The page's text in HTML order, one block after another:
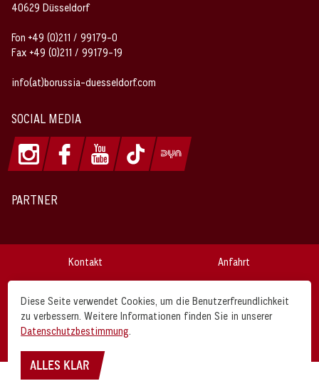
40629 Düsseldorf
Fon +49 (0)211 / 99179-0
Fax +49 (0)211 / 99179-19
info(at)borussia-duesseldorf.com
SOCIAL MEDIA
PARTNER
Kontakt Anfahrt
AGB Disclaimer
Diese Seite verwendet Cookies, um die Benutzerfreundlichkeit
zu verbessern. Weitere Informationen finden Sie in unserer
Datenschutzbestimmung.
ALLES KLAR